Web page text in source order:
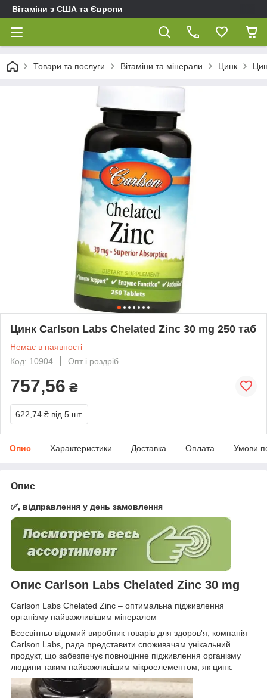
Вітаміни з США та Європи
Товари та послуги Вітаміни та мінерали Цинк
Цинк Carlson Labs Chelated Zinc 30 mg 250 таб
Немає в наявності
Код: 10904
Опт і роздріб
757,56 ₴
622,74 ₴ від 5 шт.
Опис Характеристики Доставка Оплата Умови
Опис
✅, відправлення у день замовлення
Опис Carlson Labs Chelated Zinc 30 mg
Carlson Labs Chelated Zinc – оптимальна підживлення
організму найважливішим мінералом
Всесвітньо відомий виробник товарів для здоров'я, компанія
Carlson Labs, рада представити споживачам унікальний
продукт, що забезпечує повноцінне підживлення організму
людини таким найважливішим мікроелементом, як цинк.